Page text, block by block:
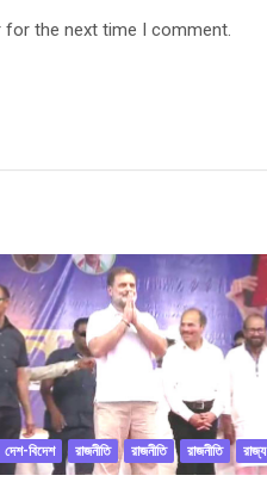
for the next time I comment.
দেশ-বিদেশ রাজনীতি রাজনীতি রাজনীতি রাজ্য